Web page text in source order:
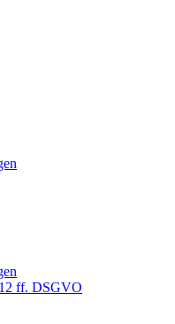
ff. DSGVO